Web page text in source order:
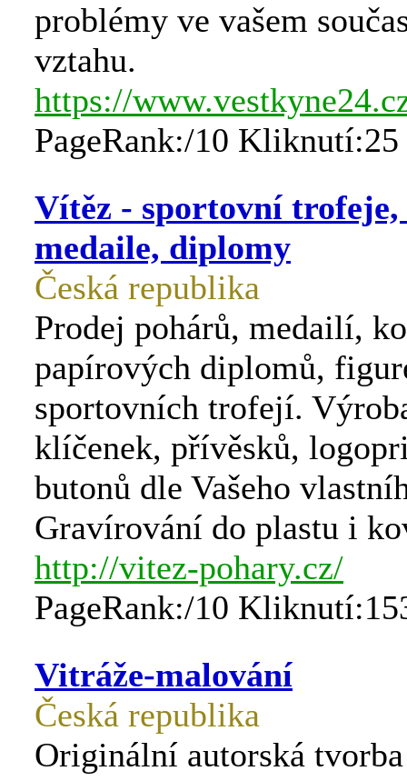
problémy ve vašem
vztahu.
https://
PageRank:/10 Kliknutí:25
Vítěz - sportovní trofeje,
medaile, diplomy
Česká republika
Prodej pohárů, medailí,
papírových diplomů,
sportovních trofejí.
klíčenek, přívěsků,
butonů dle Vašeho
Gravírování do plastu i
http://vitez-pohary.cz/
PageRank:/10
Vitráže-malování
Česká republika
Originální autorská